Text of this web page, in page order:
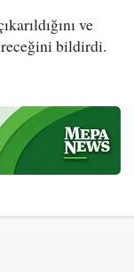
ve
bildirdi.